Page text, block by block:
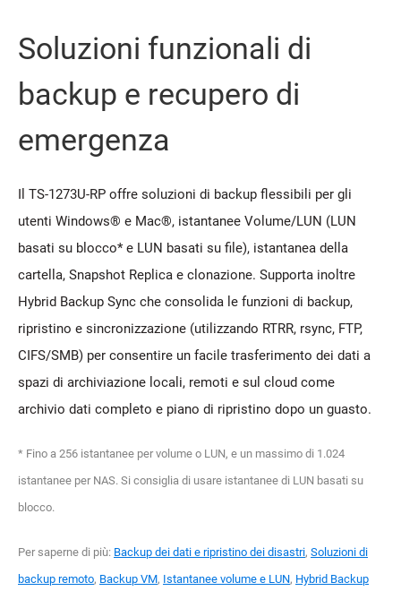
Soluzioni funzionali di
backup e recupero di
emergenza
Il TS-1273U-RP offre soluzioni di backup flessibili per gli
utenti Windows® e Mac®, istantanee Volume/LUN (LUN
basati su blocco* e LUN basati su file), istantanea della
cartella, Snapshot Replica e clonazione. Supporta inoltre
Hybrid Backup Sync che consolida le funzioni di backup,
ripristino e sincronizzazione (utilizzando RTRR, rsync, FTP,
CIFS/SMB) per consentire un facile trasferimento dei dati a
spazi di archiviazione locali, remoti e sul cloud come
archivio dati completo e piano di ripristino dopo un guasto.
* Fino a 256 istantanee per volume o LUN, e un massimo di 1.024
istantanee per NAS. Si consiglia di usare istantanee di LUN basati su
blocco.
Per saperne di più: Backup dei dati e ripristino dei disastri, Soluzioni di
backup remoto, Backup VM, Istantanee volume e LUN, Hybrid Backup